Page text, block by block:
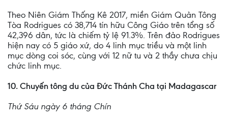
Theo Niên Giám Thống Kê 2017, miền Giám Quản Tông
Tòa Rodrigues có 38,714 tín hữu Công Giáo trên tổng số
42,396 dân, tức là chiếm tỷ lệ 91.3%. Trên đảo Rodrigues
hiện nay có 5 giáo xứ, do 4 linh mục triều và một linh
mục dòng coi sóc, cùng với 12 nữ tu và 2 thầy chưa chịu
chức linh mục.
10. Chuyến tông du của Đức Thánh Cha tại Madagascar
Thứ Sáu ngày 6 tháng Chín